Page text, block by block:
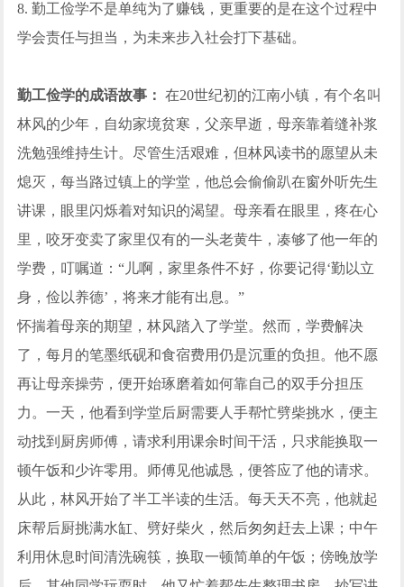
8. 勤工俭学不是单纯为了赚钱，更重要的是在这个过程中
学会责任与担当，为未来步入社会打下基础。
勤工俭学的成语故事： 在20世纪初的江南小镇，有个名叫
林风的少年，自幼家境贫寒，父亲早逝，母亲靠着缝补浆
洗勉强维持生计。尽管生活艰难，但林风读书的愿望从未
熄灭，每当路过镇上的学堂，他总会偷偷趴在窗外听先生
讲课，眼里闪烁着对知识的渴望。母亲看在眼里，疼在心
里，咬牙变卖了家里仅有的一头老黄牛，凑够了他一年的
学费，叮嘱道：“儿啊，家里条件不好，你要记得‘勤以立
身，俭以养德’，将来才能有出息。”
怀揣着母亲的期望，林风踏入了学堂。然而，学费解决
了，每月的笔墨纸砚和食宿费用仍是沉重的负担。他不愿
再让母亲操劳，便开始琢磨着如何靠自己的双手分担压
力。一天，他看到学堂后厨需要人手帮忙劈柴挑水，便主
动找到厨房师傅，请求利用课余时间干活，只求能换取一
顿午饭和少许零用。师傅见他诚恳，便答应了他的请求。
从此，林风开始了半工半读的生活。每天天不亮，他就起
床帮后厨挑满水缸、劈好柴火，然后匆匆赶去上课；中午
利用休息时间清洗碗筷，换取一顿简单的午饭；傍晚放学